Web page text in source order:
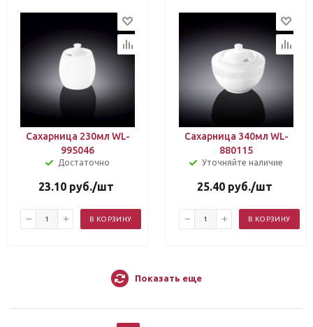
Сахарница 230мл WL-
995046
Достаточно
23.10 руб./шт
В КОРЗИНУ
Сахарница 340мл WL-
880115
Уточняйте наличие
25.40 руб./шт
В КОРЗИНУ
Показать еще